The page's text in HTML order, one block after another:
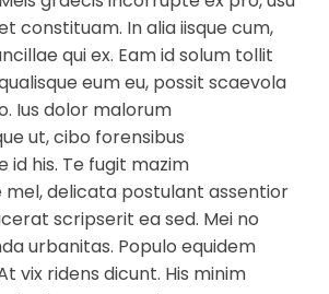
constituam. In alia iisque cum,
qui ex. Eam id solum tollit
eum eu, possit scaevola
Ius dolor malorum
ut, cibo forensibus
id his. Te fugit mazim
delicata postulant assentior
scripserit ea sed. Mei no
urbanitas. Populo equidem
vix ridens dicunt. His minim